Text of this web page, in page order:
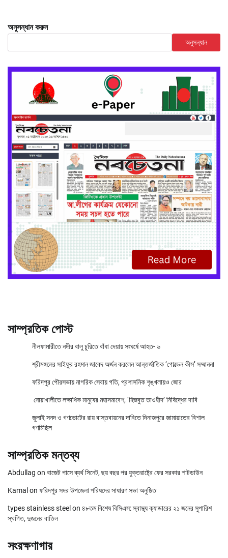
অনুসন্ধান করুন
অনুসন্ধান
সাম্প্রতিক পোস্ট
নীলফামারীতে নদীর বালু চুরিতে বাঁধা দেয়ায় সংঘর্ষে আহত- ৬
শ্রীমঙ্গলের সাইফুর রহমান জাবেদ অর্জন করলেন আন্তর্জাতিক ‘গোল্ডেন কীস’ সম্মাননা
ফরিদপুর পৌরসভায় নাগরিক সেবায় গতি, প্রশাসনিক শৃঙ্খলায়ও জোর
নোয়াখালীতে লক্ষাধিক মানুষের মহাসমাবেশ, ‘হিজবুত তাওহীদ’ নিষিদ্ধের দাবি
জুলাই সনদ ও গণভোটের রায় বাস্তবায়নের দাবিতে দিনাজপুরে জামায়াতের বিশাল
গণমিছিল
সাম্প্রতিক মন্তব্য
Abdullag on বাজেট পাসে ব্যর্থ সিনেট, ছয় বছর পর যুক্তরাষ্ট্রে ফের সরকার শাটডাউন
Kamal on ফরিদপুর সদর উপজেলা পরিষদের সাধারণ সভা অনুষ্ঠিত
types stainless steel on ৪৮তম বিশেষ বিসিএস: স্বাস্থ্য ক্যাডারের ২১ জনের সুপারিশ
স্থগিত, দুজনের বাতিল
সংরক্ষণাগার